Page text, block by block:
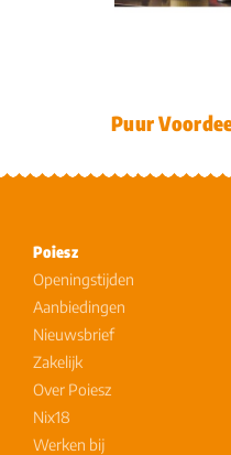
Puur
Poiesz
Openingstijden
Aanbiedingen
Nieuwsbrief
Zakelijk
Over Poiesz
Nix18
Werken bij